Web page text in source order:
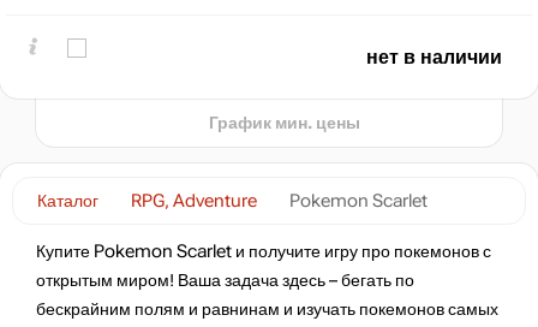
Каталог RPG, Adventure Pokemon Scarlet
Купите Pokemon Scarlet и получите игру про покемонов с
открытым миром! Ваша задача здесь – бегать по
бескрайним полям и равнинам и изучать покемонов самых
нет в наличии
2026
График мин. цены